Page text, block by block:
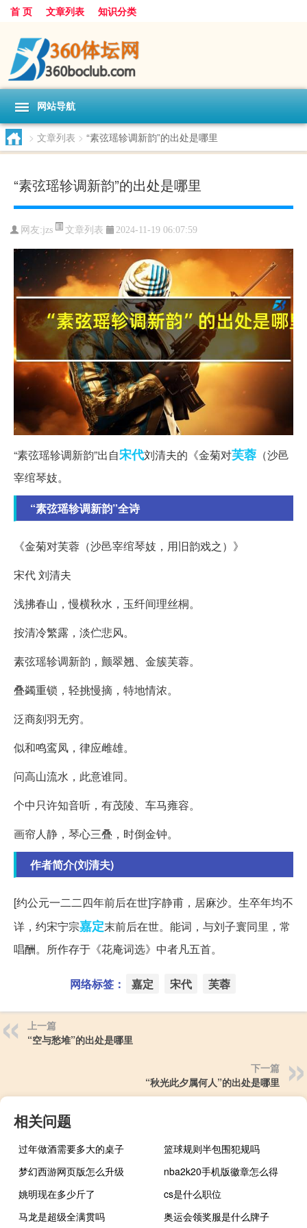
首 页 文章列表 知识分类
网站导航
> 文章列表 > “素弦瑶轸调新韵”的出处是哪里
“素弦瑶轸调新韵”的出处是哪里
网友:jzs 文章列表 2024-11-19 06:07:59
“素弦瑶轸调新韵”出自宋代刘清夫的《金菊对芙蓉 （沙邑
宰绾琴妓。
“素弦瑶轸调新韵”全诗
《金菊对芙蓉（沙邑宰绾琴妓，用旧韵戏之）》
宋代 刘清夫
浅拂春山，慢横秋水，玉纤间理丝桐。
按清冷繁露，淡伫悲风。
素弦瑶轸调新韵，颤翠翘、金簇芙蓉。
叠蠲重锁，轻挑慢摘，特地情浓。
泛商刻羽无穷。
似和鸣鸾凤，律应雌雄。
问高山流水，此意谁同。
个中只许知音听，有茂陵、车马雍容。
画帘人静，琴心三叠，时倒金钟。
作者简介(刘清夫)
[约公元一二二四年前后在世]字静甫，居麻沙。生卒年均不
详，约宋宁宗嘉定末前后在世。能词，与刘子寰同里，常
唱酬。所作存于《花庵词选》中者凡五首。
网络标签： 嘉定 宋代 芙蓉
上一篇
“空与愁堆”的出处是哪里
下一篇
“秋光此夕属何人”的出处是哪里
相关问题
过年做酒需要多大的桌子
篮球规则半包围犯规吗
梦幻西游网页版怎么升级
nba2k20手机版徽章怎么得
姚明现在多少斤了
cs是什么职位
马龙是超级全满贯吗
奥运会领奖服是什么牌子